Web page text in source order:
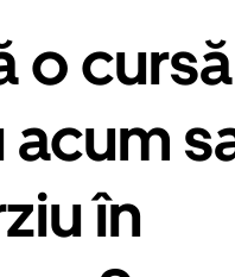
o cursă
în